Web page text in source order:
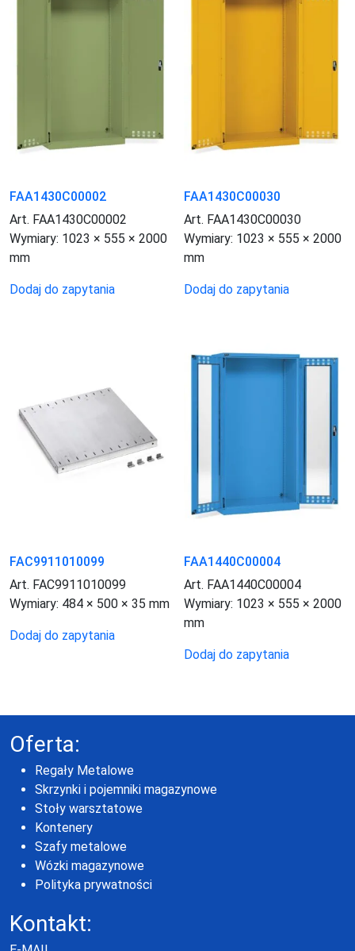
FAA1430C00002
Art. FAA1430C00002
Wymiary: 1023 × 555 × 2000
mm
Dodaj do zapytania
FAA1430C00030
Art. FAA1430C00030
Wymiary: 1023 × 555 × 2000
mm
Dodaj do zapytania
FAC9911010099
Art. FAC9911010099
Wymiary: 484 × 500 × 35 mm
Dodaj do zapytania
FAA1440C00004
Art. FAA1440C00004
Wymiary: 1023 × 555 × 2000
mm
Dodaj do zapytania
Oferta:
Regały Metalowe
Skrzynki i pojemniki magazynowe
Stoły warsztatowe
Kontenery
Szafy metalowe
Wózki magazynowe
Polityka prywatności
Kontakt: